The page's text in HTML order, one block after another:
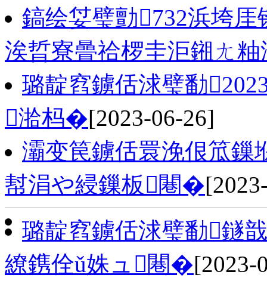
鎬绘姇璧勯732浜垮
涘晢寮曡祫椤圭洰鎺ㄤ
璐靛窞鐪佸浗璧勫
湁杩�[2023-06-26]
灞变笢鐪佸睘浼佷笟鏁
幇涓や綅鏁板闀�
璐靛窞鐪佸浗璧勫鐩
繚鎸佺ǔ姝ュ闀�[2023-